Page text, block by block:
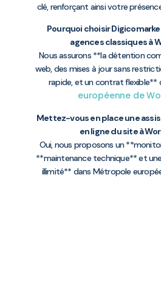
clé, renforçant ainsi votre
Pourquoi choisir
agences classiques à
Nous assurons **la détention
web, des mises à jour sans
rapide, et un contrat flexible**
européenne de
Mettez-vous en place une
en ligne du site à
Oui, nous proposons un
**maintenance technique** et
illimité** dans Métropole